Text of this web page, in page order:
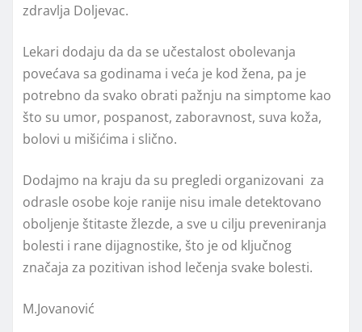
zdravlja Doljevac.
Lekari dodaju da da se učestalost obolevanja
povećava sa godinama i veća je kod žena, pa je
potrebno da svako obrati pažnju na simptome kao
što su umor, pospanost, zaboravnost, suva koža,
bolovi u mišićima i slično.
Dodajmo na kraju da su pregledi organizovani za
odrasle osobe koje ranije nisu imale detektovano
oboljenje štitaste žlezde, a sve u cilju preveniranja
bolesti i rane dijagnostike, što je od ključnog
značaja za pozitivan ishod lečenja svake bolesti.
M.Jovanović